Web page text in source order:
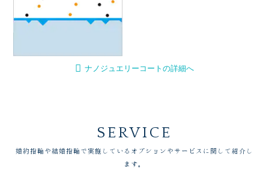
ナノジュエリーコートの詳細へ
SERVICE
婚約指輪や結婚指輪で実施しているオプションやサービスに関して紹介し
ます。